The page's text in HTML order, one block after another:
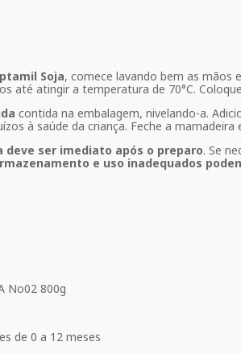
Soja, comece lavando bem as mãos
até atingir a temperatura de 70°C.
contida na embalagem, nivelando-a.
à saúde da criança. Feche a
deve ser imediato após o preparo. Se
e uso inadequados
No02 800g
de 0 a 12 meses